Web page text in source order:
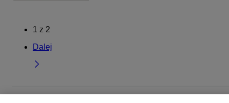
1 z 2
Dalej